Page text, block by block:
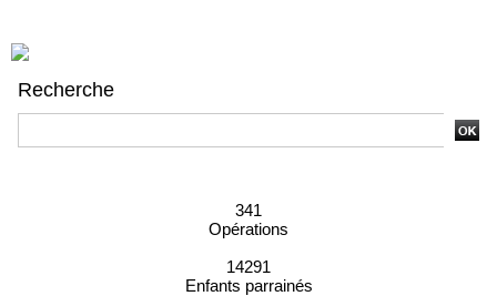
Recherche
341
Opérations
14291
Enfants parrainés